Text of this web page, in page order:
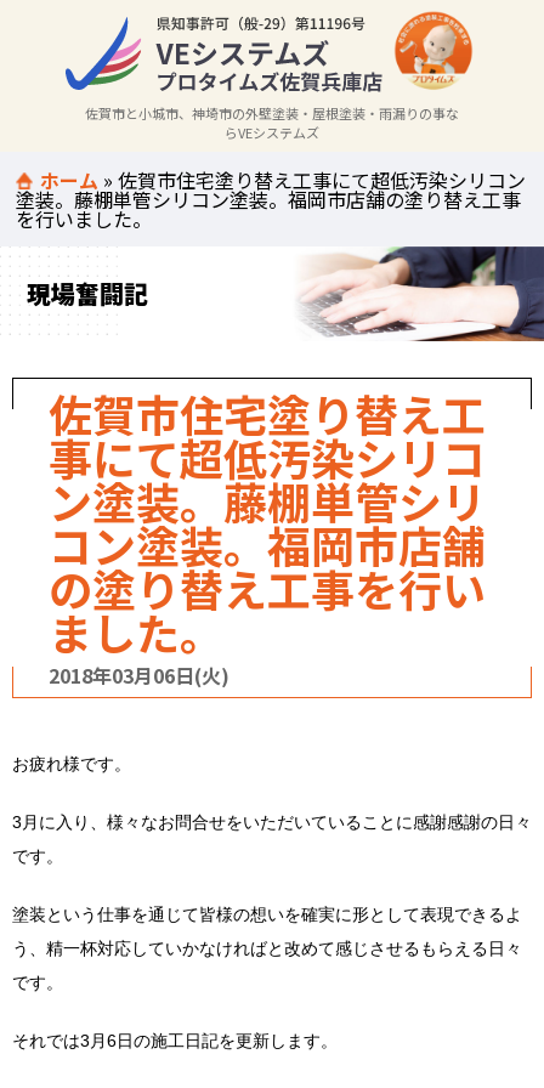
佐賀市と小城市、神埼市の外壁塗装・屋根塗装・雨漏りの事な
らVEシステムズ
ホーム »佐賀市住宅塗り替え工事にて超低汚染シリコン
塗装。藤棚単管シリコン塗装。福岡市店舗の塗り替え工事
を行いました。
現場奮闘記
佐賀市住宅塗り替え工
事にて超低汚染シリコ
ン塗装。藤棚単管シリ
コン塗装。福岡市店舗
の塗り替え工事を行い
ました。
2018年03月06日(火)
お疲れ様です。
3月に入り、様々なお問合せをいただいていることに感謝感謝の日々
です。
塗装という仕事を通じて皆様の想いを確実に形として表現できるよ
う、精一杯対応していかなければと改めて感じさせるもらえる日々
です。
それでは3月6日の施工日記を更新します。